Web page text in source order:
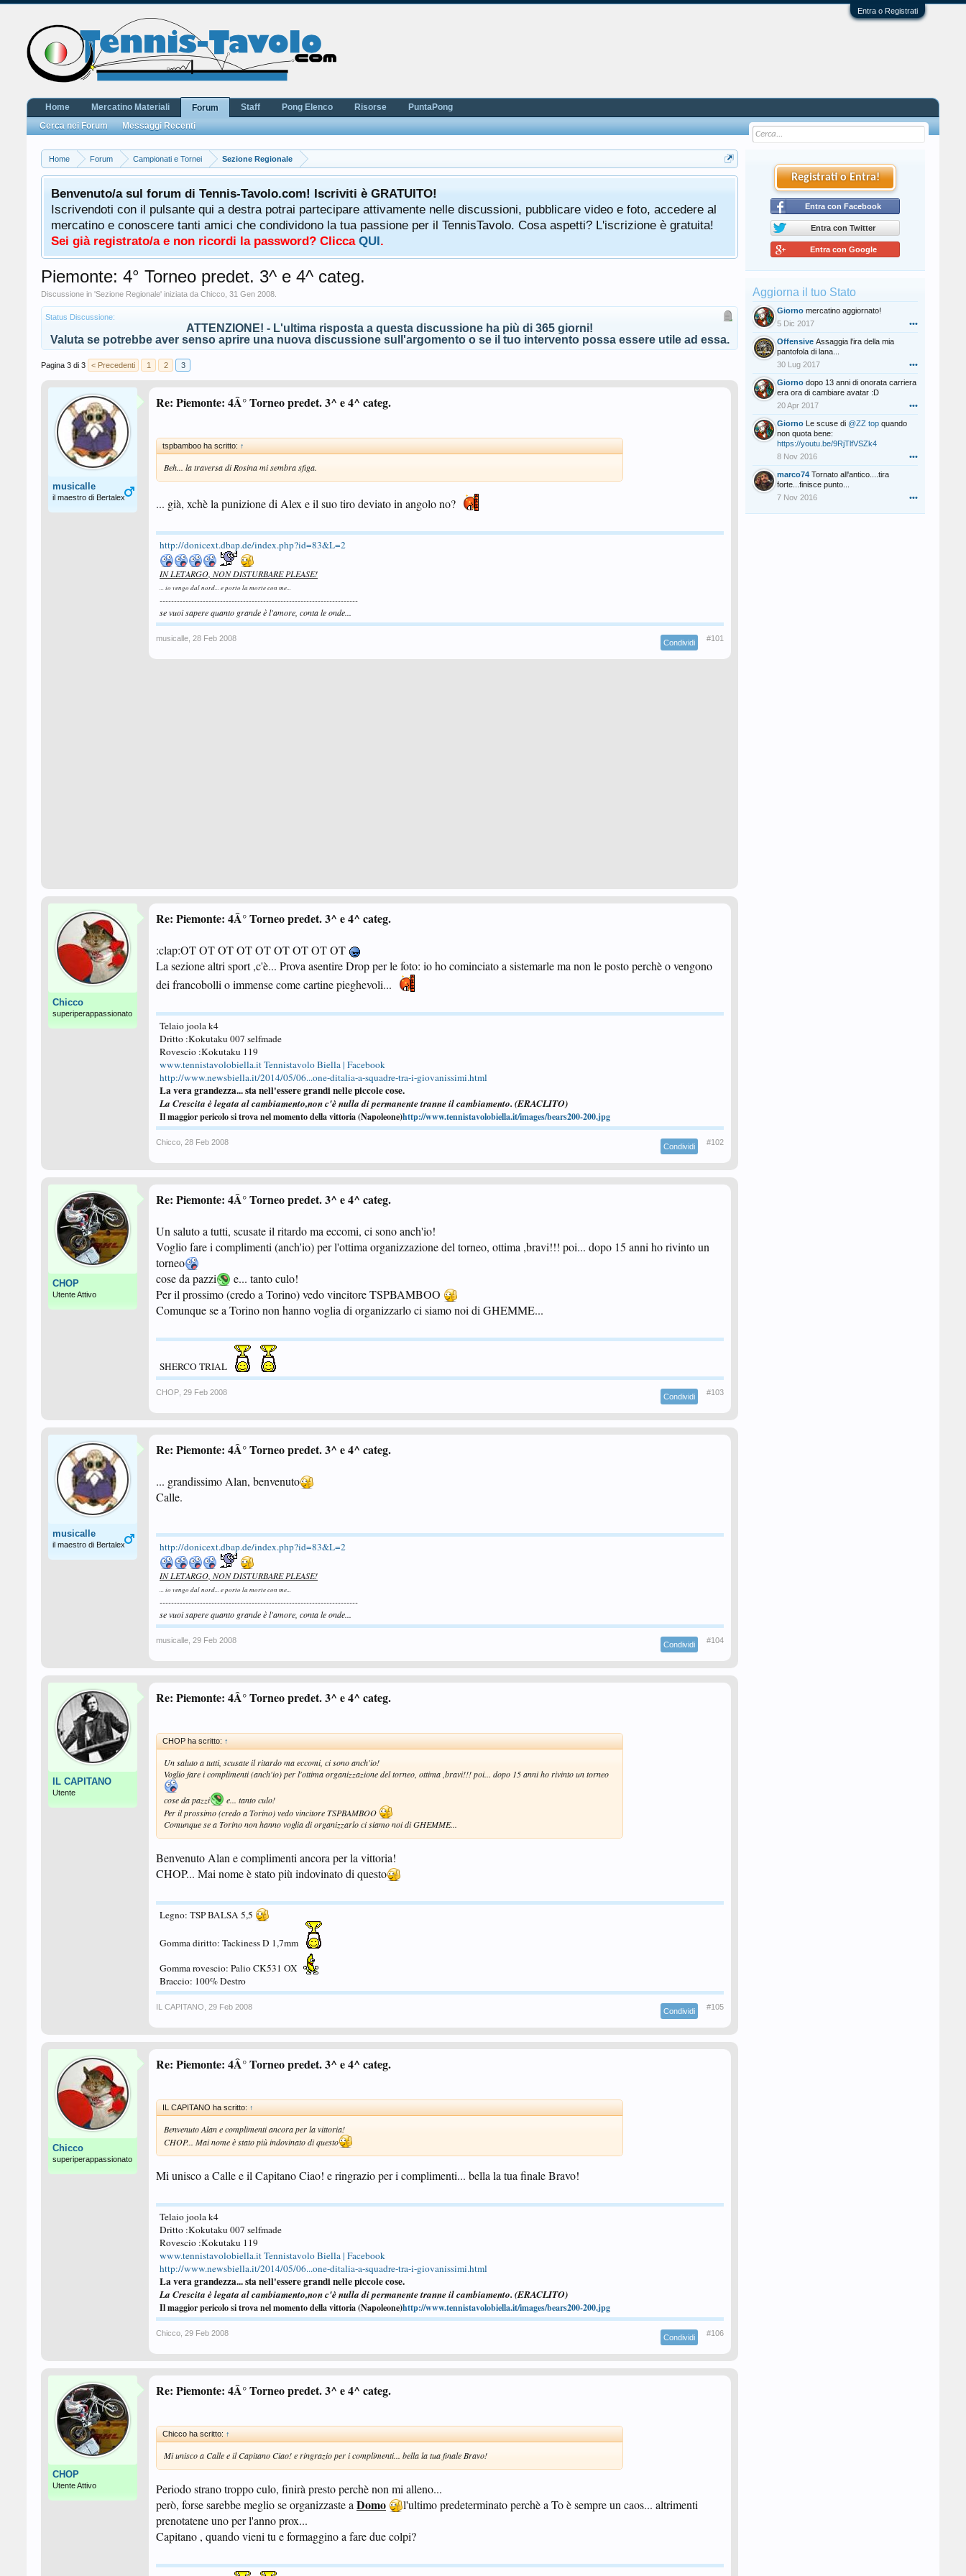
Entra o Registrati
Home Forum Campionati e Tornei Sezione Regionale
Benvenuto/a sul forum di Tennis-Tavolo.com! Iscriviti è GRATUITO!
Iscrivendoti con il pulsante qui a destra potrai partecipare attivamente nelle discussioni, pubblicare video e foto, accedere al
mercatino e conoscere tanti amici che condividono la tua passione per il TennisTavolo. Cosa aspetti? L'iscrizione è gratuita!
Sei già registrato/a e non ricordi la password? Clicca QUI.
Piemonte: 4° Torneo predet. 3^ e 4^ categ.
Discussione in 'Sezione Regionale' iniziata da Chicco 31 Gen 2008
Status Discussione:
ATTENZIONE! - L'ultima risposta a questa discussione ha più di 365 giorni!
Valuta se potrebbe aver senso aprire una nuova discussione sull'argomento o se il tuo intervento possa essere utile ad essa.
Pagina 3 di 3 < Precedenti 1 2 3
musicalle
il maestro di Bertalex
Re: Piemonte: 4Â° Torneo predet. 3^ e 4^ categ.
tspbamboo ha scritto: ↑
Beh... la traversa di Rosina mi sembra sfiga.
... già, xchè la punizione di Alex e il suo tiro deviato in angolo no?
http://donicext.dbap.de/index.php?id=83&L=2
IN LETARGO, NON DISTURBARE PLEASE!
... io vengo dal nord... e porto la morte con me...
---------------------------------------------------------------------
se vuoi sapere quanto grande è l'amore, conta le onde...
musicalle 28 Feb 2008 Condividi #101
Chicco
superiperappassionato
Re: Piemonte: 4Â° Torneo predet. 3^ e 4^ categ.
:clap:OT OT OT OT OT OT OT OT OT
La sezione altri sport ,c'è... Prova asentire Drop per le foto: io ho cominciato a sistemarle ma non le posto perchè o vengono
dei francobolli o immense come cartine pieghevoli...
Telaio joola k4
Dritto :Kokutaku 007 selfmade
Rovescio :Kokutaku 119
www.tennistavolobiella.itTennistavolo Biella | Facebook
http://www.newsbiella.it/2014/05/06...one-ditalia-a-squadre-tra-i-giovanissimi.html
La vera grandezza... sta nell'essere grandi nelle piccole cose.
La Crescita è legata al cambiamento,non c'è nulla di permanente tranne il cambiamento. (ERACLITO)
Il maggior pericolo si trova nel momento della vittoria (Napoleone)http://www.tennistavolobiella.it/images/bears200-200.jpg
Chicco 28 Feb 2008 Condividi #102
CHOP
Utente Attivo
Re: Piemonte: 4Â° Torneo predet. 3^ e 4^ categ.
Un saluto a tutti, scusate il ritardo ma eccomi, ci sono anch'io!
Voglio fare i complimenti (anch'io) per l'ottima organizzazione del torneo, ottima ,bravi!!! poi... dopo 15 anni ho rivinto un
torneo
cose da pazzi
e... tanto culo!
Per il prossimo (credo a Torino) vedo vincitore TSPBAMBOO
Comunque se a Torino non hanno voglia di organizzarlo ci siamo noi di GHEMME...
SHERCO TRIAL
CHOP 29 Feb 2008 Condividi #103
musicalle
il maestro di Bertalex
Re: Piemonte: 4Â° Torneo predet. 3^ e 4^ categ.
... grandissimo Alan, benvenuto
Calle.
http://donicext.dbap.de/index.php?id=83&L=2
IN LETARGO, NON DISTURBARE PLEASE!
... io vengo dal nord... e porto la morte con me...
---------------------------------------------------------------------
se vuoi sapere quanto grande è l'amore, conta le onde...
musicalle 29 Feb 2008 Condividi #104
IL CAPITANO
Utente
Re: Piemonte: 4Â° Torneo predet. 3^ e 4^ categ.
CHOP ha scritto: ↑
Un saluto a tutti, scusate il ritardo ma eccomi, ci sono anch'io!
Voglio fare i complimenti (anch'io) per l'ottima organizzazione del torneo, ottima ,bravi!!! poi... dopo 15 anni ho rivinto un torneo
cose da pazzi
e... tanto culo!
Per il prossimo (credo a Torino) vedo vincitore TSPBAMBOO
Comunque se a Torino non hanno voglia di organizzarlo ci siamo noi di GHEMME...
Benvenuto Alan e complimenti ancora per la vittoria!
CHOP... Mai nome è stato più indovinato di questo
Legno: TSP BALSA 5,5
Gomma diritto: Tackiness D 1,7mm
Gomma rovescio: Palio CK531 OX
Braccio: 100% Destro
IL CAPITANO 29 Feb 2008 Condividi #105
Chicco
superiperappassionato
Re: Piemonte: 4Â° Torneo predet. 3^ e 4^ categ.
IL CAPITANO ha scritto: ↑
Benvenuto Alan e complimenti ancora per la vittoria!
CHOP... Mai nome è stato più indovinato di questo
Mi unisco a Calle e il Capitano Ciao! e ringrazio per i complimenti... bella la tua finale Bravo!
Telaio joola k4
Dritto :Kokutaku 007 selfmade
Rovescio :Kokutaku 119
www.tennistavolobiella.itTennistavolo Biella | Facebook
http://www.newsbiella.it/2014/05/06...one-ditalia-a-squadre-tra-i-giovanissimi.html
La vera grandezza... sta nell'essere grandi nelle piccole cose.
La Crescita è legata al cambiamento,non c'è nulla di permanente tranne il cambiamento. (ERACLITO)
Il maggior pericolo si trova nel momento della vittoria (Napoleone)http://www.tennistavolobiella.it/images/bears200-200.jpg
Chicco 29 Feb 2008 Condividi #106
CHOP
Utente Attivo
Re: Piemonte: 4Â° Torneo predet. 3^ e 4^ categ.
Chicco ha scritto: ↑
Mi unisco a Calle e il Capitano Ciao! e ringrazio per i complimenti... bella la tua finale Bravo!
Periodo strano troppo culo, finirà presto perchè non mi alleno...
però, forse sarebbe meglio se organizzaste a Domo
l'ultimo predeterminato perchè a To è sempre un caos... altrimenti
prenotatene uno per l'anno prox...
Capitano , quando vieni tu e formaggino a fare due colpi?
Registrati o Entra!
Entra con Facebook
Entra con Twitter
Entra con Google
Aggiorna il tuo Stato
Giorno mercatino aggiornato!
5 Dic 2017
•••
Offensive Assaggia l'ira della mia
pantofola di lana...
30 Lug 2017
•••
Giorno dopo 13 anni di onorata carriera
era ora di cambiare avatar :D
20 Apr 2017
•••
Giorno Le scuse di @ZZ top quando
non quota bene:
https://youtu.be/9RjTlfVSZk4
8 Nov 2016
•••
marco74 Tornato all'antico....tira
forte...finisce punto...
7 Nov 2016
•••
Home Mercatino Materiali
Forum
Cerca nei Forum
Messaggi Recenti
Staff Pong Elenco Risorse PuntaPong